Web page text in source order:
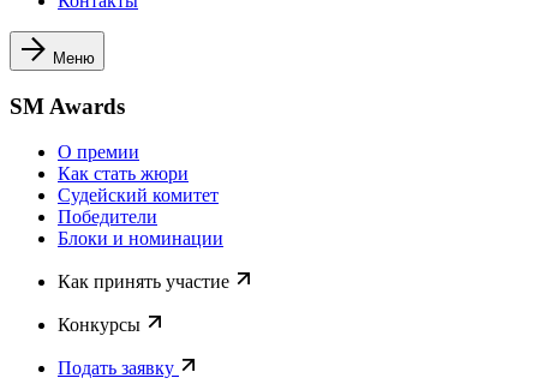
Меню
SM Awards
О премии
Как стать жюри
Судейский комитет
Победители
Блоки и номинации
Как принять участие
Конкурсы
Подать заявку